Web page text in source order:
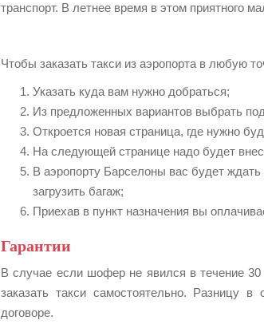
транспорт. В летнее время в этом приятного
Чтобы заказать такси из аэропорта в любую
Указать куда вам нужно добраться;
Из предложенных вариантов выбрать
Откроется новая страница, где нужно
На следующей странице надо будет
В аэропорту Барселоны вас будет
загрузить багаж;
Приехав в пункт назначения вы
Гарантии
В случае если шофер не явился в течение
заказать такси самостоятельно. Разницу
договоре.